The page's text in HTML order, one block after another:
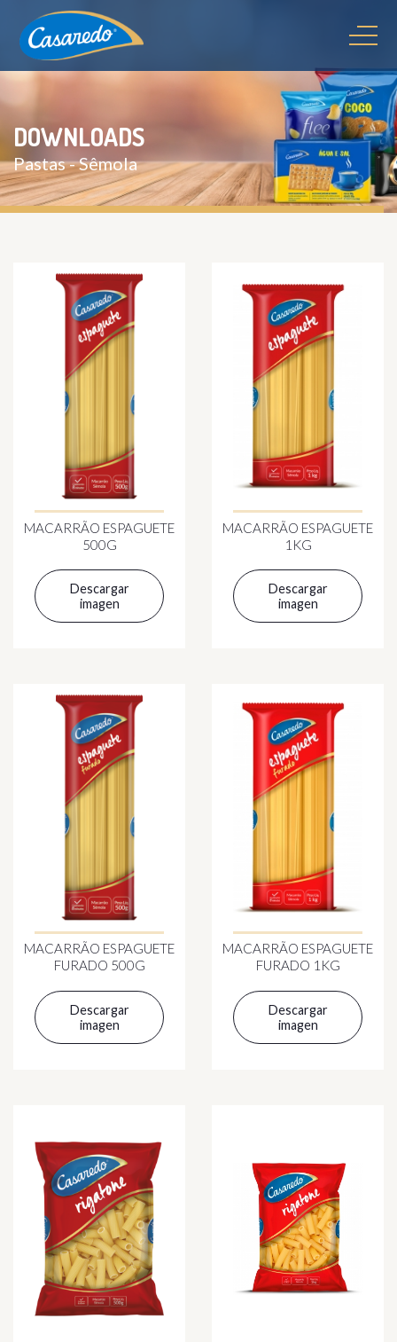
DOWNLOADS
Pastas - Sêmola
MACARRÃO ESPAGUETE
500G
Descargar
imagen
MACARRÃO ESPAGUETE
1KG
Descargar
imagen
MACARRÃO ESPAGUETE
FURADO 500G
Descargar
imagen
MACARRÃO ESPAGUETE
FURADO 1KG
Descargar
imagen